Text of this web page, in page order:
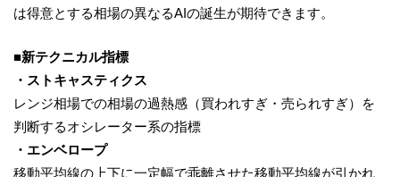
は得意とする相場の異なるAIの誕生が期待できます。
■新テクニカル指標
・ストキャスティクス
レンジ相場での相場の過熱感（買われすぎ・売られすぎ）を
判断するオシレーター系の指標
・エンベロープ
移動平均線の上下に一定幅で乖離させた移動平均線が引かれ